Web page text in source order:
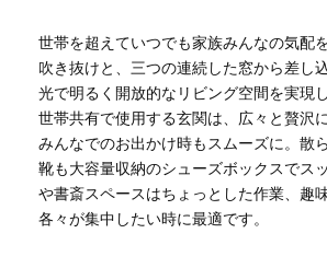
世帯を超えていつでも家族みんなの気配
吹き抜けと、三つの連続した窓から差し
光で明るく開放的なリビング空間を実現
世帯共有で使用する玄関は、広々と贅沢
みんなでのお出かけ時もスムーズに。散
靴も大容量収納のシューズボックスでス
や書斎スペースはちょっとした作業、趣
各々が集中したい時に最適です。